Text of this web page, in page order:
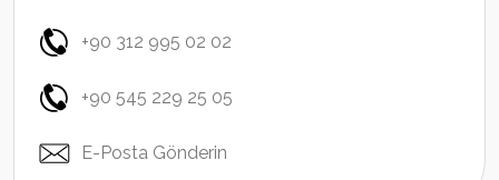
+90 312 995 02 02
+90 545 229 25 05
E-Posta Gönderin